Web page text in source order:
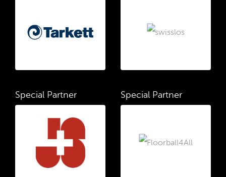
Special Partner Special Partner